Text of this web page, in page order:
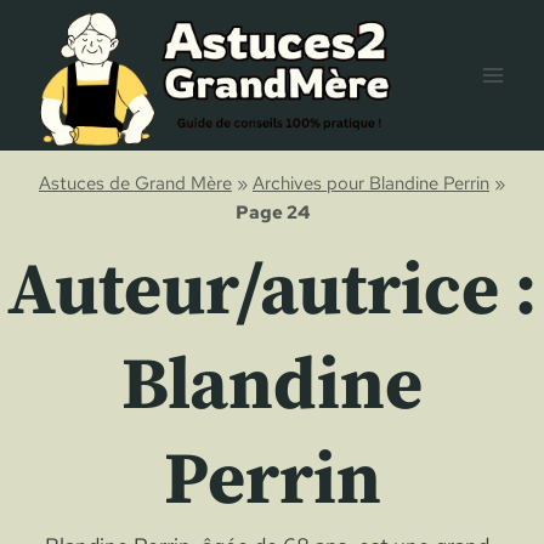
contenu
Astuces de Grand Mère »Archives pour Blandine Perrin »
Page 24
Auteur/autrice :
Blandine
Perrin